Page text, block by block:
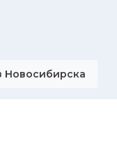
Новосибирска